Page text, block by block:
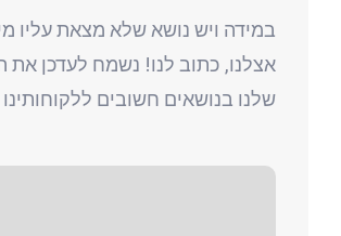
במידה ויש נושא שלא מצאת עליו
אצלנו, כתוב לנו! נשמח לעדכן את
שלנו בנושאים חשובים ללקוחותינו